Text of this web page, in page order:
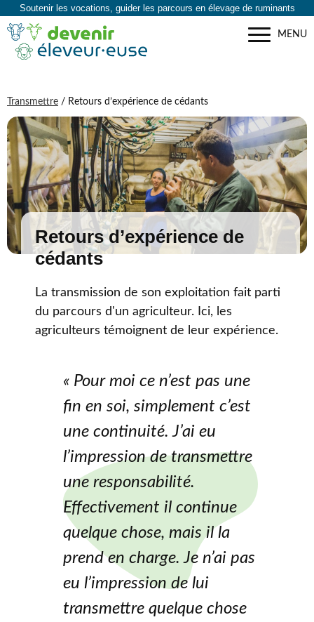
Soutenir les vocations, guider les parcours en élevage de ruminants
MENU
Transmettre / Retours d’expérience de cédants
Retours d’expérience de
cédants
La transmission de son exploitation fait parti
du parcours d'un agriculteur. Ici, les
agriculteurs témoignent de leur expérience.
« Pour moi ce n’est pas une
fin en soi, simplement c’est
une continuité. J’ai eu
l’impression de transmettre
une responsabilité.
Effectivement il continue
quelque chose, mais il la
prend en charge. Je n’ai pas
eu l’impression de lui
transmettre quelque chose